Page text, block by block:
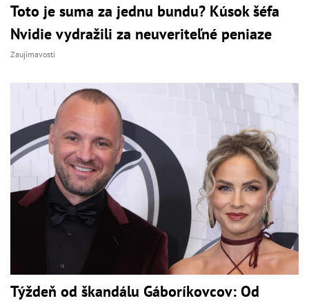
Toto je suma za jednu bundu? Kúsok šéfa
Nvidie vydražili za neuveriteľné peniaze
Zaujímavosti
Týždeň od škandálu Gáboríkovcov: Od